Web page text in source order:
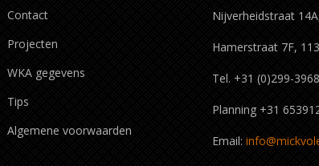
Contact
Projecten
WKA gegevens
Tips
Algemene voorwaarden
Nijverheidstraat
Hamerstraat 7F,
Tel. +31 (0)299-
Planning +31
Email: